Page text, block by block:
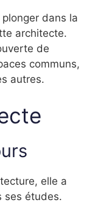
dans la
architecte.
de
communs,
autres.
elle a
ses études.